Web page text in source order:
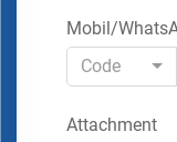
Mobil/
Code
Attachment